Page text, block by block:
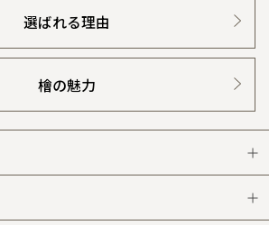
選ばれる理由
檜の魅力